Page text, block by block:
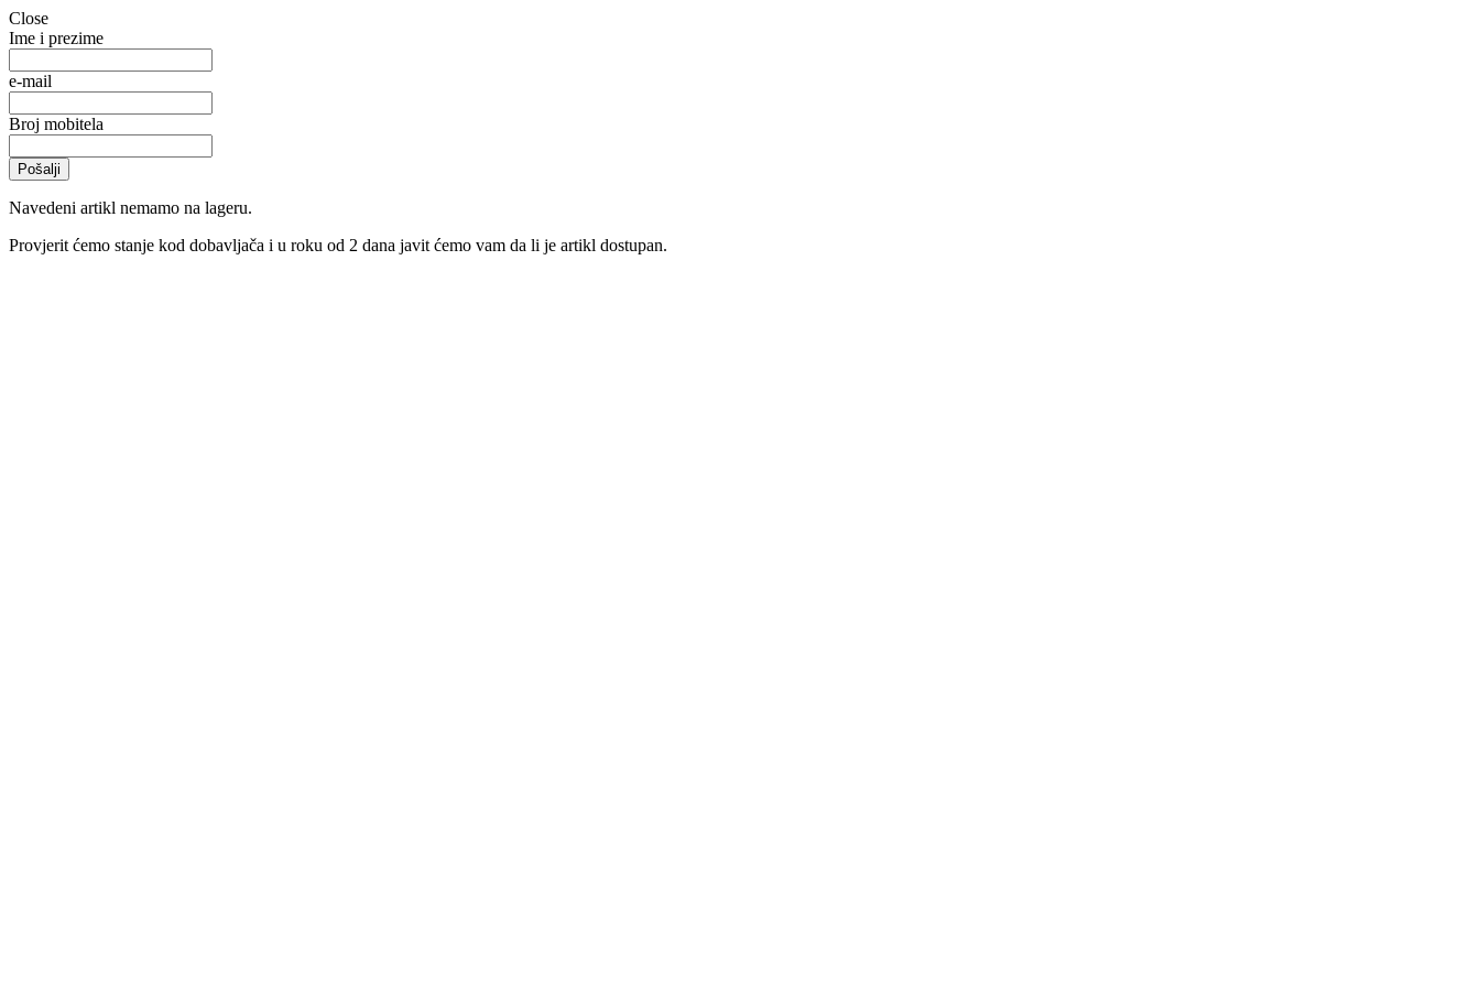
Close
Ime i prezime
e-mail
Broj mobitela
Navedeni artikl nemamo na lageru.
Provjerit ćemo stanje kod dobavljača i u roku od 2 dana javit ćemo vam da li je artikl dostupan.